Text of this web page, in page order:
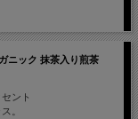
ニック 抹茶入り煎茶
ント
。